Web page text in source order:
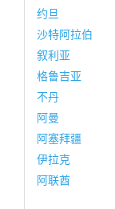
约旦
沙特阿拉伯
叙利亚
格鲁吉亚
不丹
阿曼
阿塞拜疆
伊拉克
阿联酋